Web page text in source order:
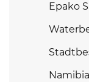
Epako